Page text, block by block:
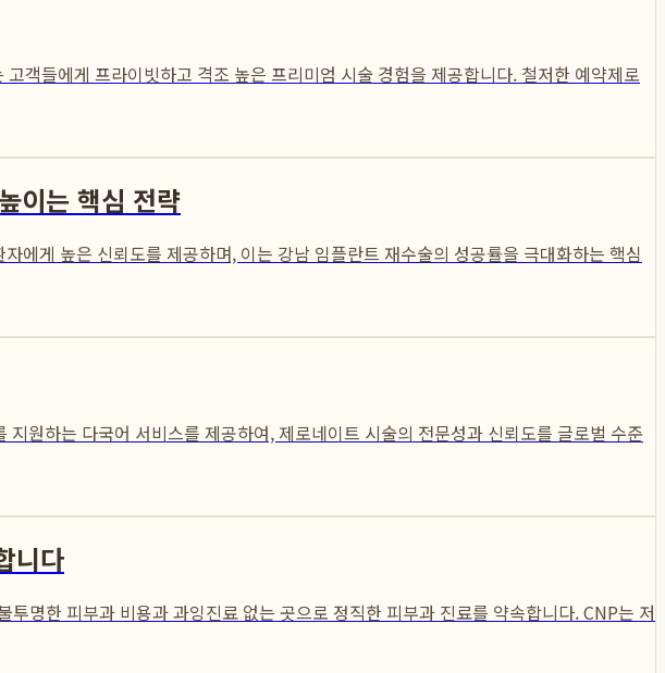
객들에게 프라이빗하고 격조 높은 프리미엄 시술 경험을 제공합니다. 철저한 예약제로
이는 핵심 전략
에게 높은 신뢰도를 제공하며, 이는 강남 임플란트 재수술의 성공률을 극대화하는 핵심
원하는 다국어 서비스를 제공하여, 제로네이트 시술의 전문성과 신뢰도를 글로벌 수준
니다
명한 피부과 비용과 과잉진료 없는 곳으로 정직한 피부과 진료를 약속합니다. CNP는 저